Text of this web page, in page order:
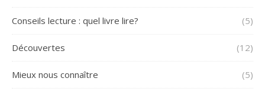
Conseils lecture : quel livre lire? (5)
Découvertes (12)
Mieux nous connaître (5)